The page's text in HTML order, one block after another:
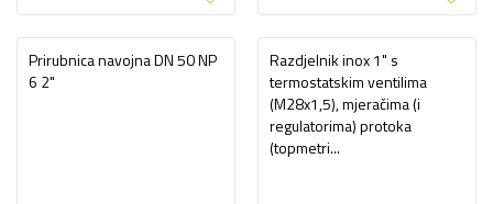
Prirubnica navojna DN 50 NP
6 2"
Razdjelnik inox 1" s
termostatskim ventilima
(M28x1,5), mjeračima (i
regulatorima) protoka
(topmetri...